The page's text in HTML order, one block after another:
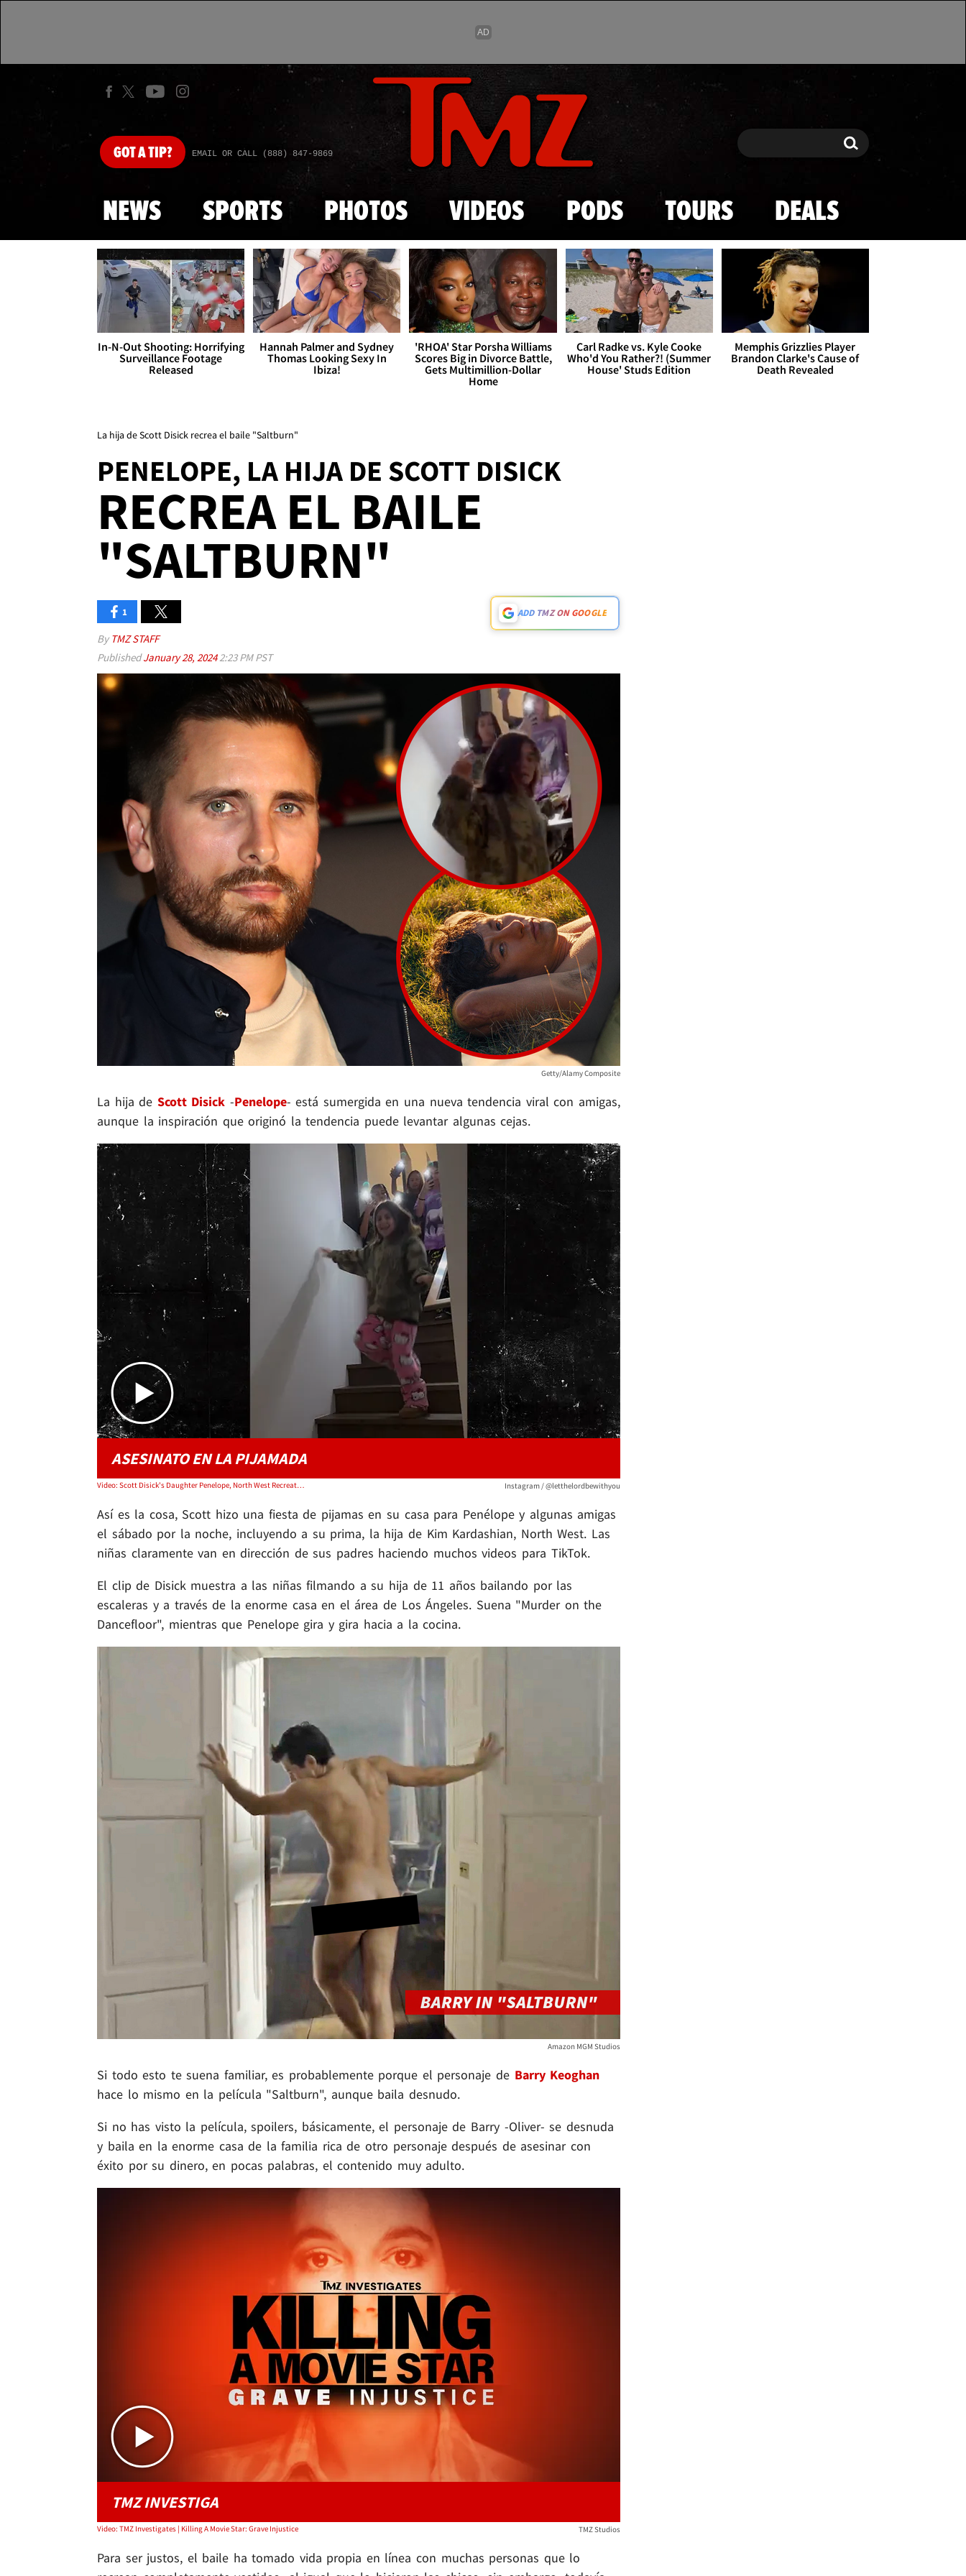
Skip to main content
GOTA TIP? EMAIL OR CALL (888) 847-9869 Search Search
NEWS SPORTS PHOTOS VIDEOS PODS TOURS DEALS
In-N-Out Shooting: Horrifying
Surveillance Footage
Released
Hannah Palmer and Sydney
Thomas Looking Sexy In
Ibiza!
'RHOA' Star Porsha Williams
Scores Big in Divorce Battle,
Gets Multimillion-Dollar
Home
Carl Radke vs. Kyle Cooke
Who'd You Rather?! (Summer
House' Studs Edition
Memphis Grizzlies Player
Brandon Clarke's Cause of
Death Revealed
La hija de Scott Disick recrea el baile "Saltburn"
PENELOPE, LA HIJA DE SCOTT DISICK
RECREA EL BAILE
"SALTBURN"
1 ADD TMZ ON GOOGLE
By TMZ STAFF
PublishedJanuary 28, 20242:23 PM PST
Getty/Alamy Composite
La hija de Scott Disick -Penelope- está sumergida en una nueva tendencia viral con amigas,
aunque la inspiración que originó la tendencia puede levantar algunas cejas.
Play video content
ASESINATO EN LA PIJAMADA
Video: Scott Disick's Daughter Penelope, North West Recreate 'Saltburn' Dance Instagram / @letthelordbewithyou
Así es la cosa, Scott hizo una fiesta de pijamas en su casa para Penélope y algunas amigas
el sábado por la noche, incluyendo a su prima, la hija de Kim Kardashian, North West. Las
niñas claramente van en dirección de sus padres haciendo muchos videos para TikTok.
El clip de Disick muestra a las niñas filmando a su hija de 11 años bailando por las
escaleras y a través de la enorme casa en el área de Los Ángeles. Suena "Murder on the
Dancefloor", mientras que Penelope gira y gira hacia a la cocina.
Amazon MGM Studios
Si todo esto te suena familiar, es probablemente porque el personaje de Barry Keoghan
hace lo mismo en la película "Saltburn", aunque baila desnudo.
Si no has visto la película, spoilers, básicamente, el personaje de Barry -Oliver- se desnuda
y baila en la enorme casa de la familia rica de otro personaje después de asesinar con
éxito por su dinero, en pocas palabras, el contenido muy adulto.
Play video content
TMZ INVESTIGA
Video: TMZ Investigates | Killing A Movie Star: Grave Injustice TMZ Studios
Para ser justos, el baile ha tomado vida propia en línea con muchas personas que lo